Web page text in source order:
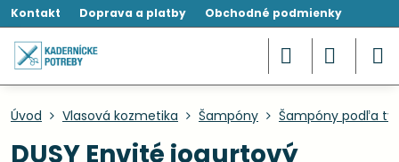
Kontakt Doprava a platby Obchodné podmienky
Úvod Vlasová kozmetika Šampóny Šampóny podľa
DUSY Envité jogurtový